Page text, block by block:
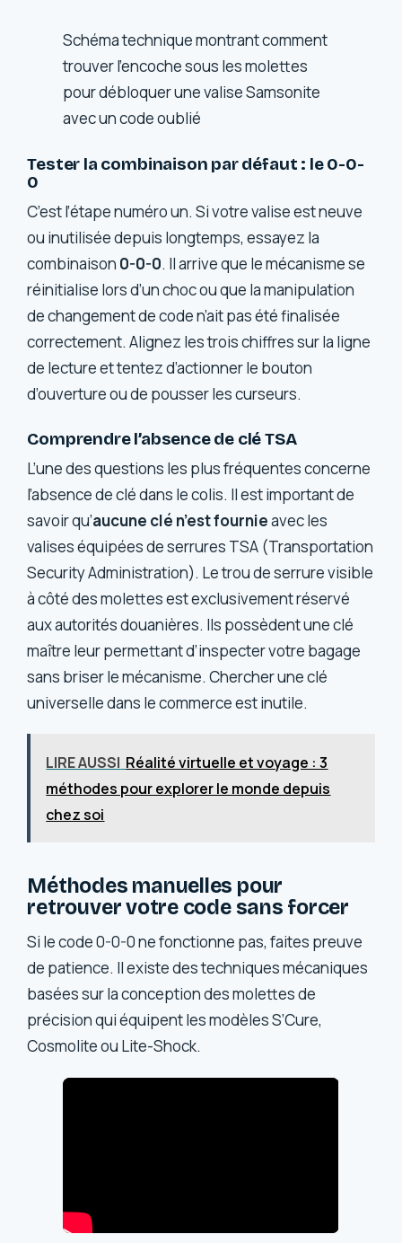
Schéma technique montrant comment
trouver l’encoche sous les molettes
pour débloquer une valise Samsonite
avec un code oublié
Tester la combinaison par défaut : le 0-0-
0
C’est l’étape numéro un. Si votre valise est neuve
ou inutilisée depuis longtemps, essayez la
combinaison 0-0-0. Il arrive que le mécanisme se
réinitialise lors d’un choc ou que la manipulation
de changement de code n’ait pas été finalisée
correctement. Alignez les trois chiffres sur la ligne
de lecture et tentez d’actionner le bouton
d’ouverture ou de pousser les curseurs.
Comprendre l’absence de clé TSA
L’une des questions les plus fréquentes concerne
l’absence de clé dans le colis. Il est important de
savoir qu’aucune clé n’est fournieavec les
valises équipées de serrures TSA (Transportation
Security Administration). Le trou de serrure visible
à côté des molettes est exclusivement réservé
aux autorités douanières. Ils possèdent une clé
maître leur permettant d’inspecter votre bagage
sans briser le mécanisme. Chercher une clé
universelle dans le commerce est inutile.
LIRE AUSSI Réalité virtuelle et voyage : 3
méthodes pour explorer le monde depuis
chez soi
Méthodes manuelles pour
retrouver votre code sans forcer
Si le code 0-0-0 ne fonctionne pas, faites preuve
de patience. Il existe des techniques mécaniques
basées sur la conception des molettes de
précision qui équipent les modèles S’Cure,
Cosmolite ou Lite-Shock.